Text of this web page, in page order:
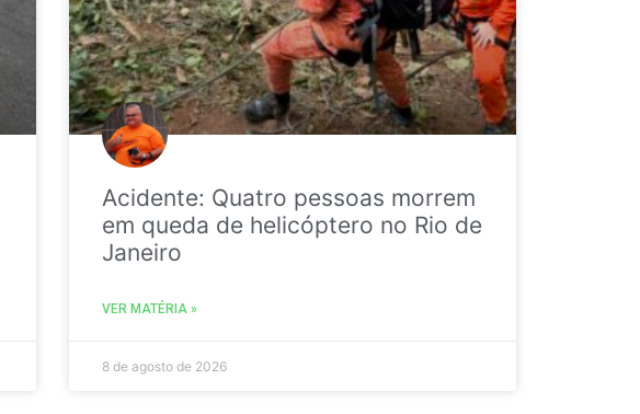
Acidente: Quatro pessoas morrem
em queda de helicóptero no Rio de
Janeiro
VER MATÉRIA »
8 de agosto de 2026